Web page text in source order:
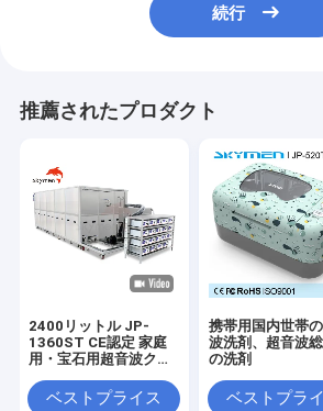
続行
推薦されたプロダクト
2400リットル JP-
1360ST CE認定 家庭
用・宝石用超音波クリ
ベストプライス
携帯用国内世帯
波洗剤、超音波
の洗剤
ベストプラ